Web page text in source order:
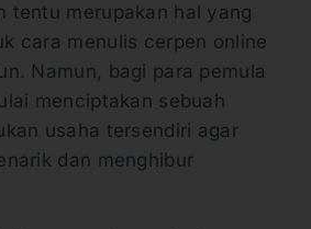
tentu merupakan hal yang
cara menulis cerpen online
Namun, bagi para pemula
menciptakan sebuah
usaha tersendiri agar
dan menghibur